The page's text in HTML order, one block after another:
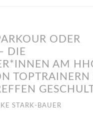
ODER
DIE
AM
TOPTRAINERN
STARK-BAUER